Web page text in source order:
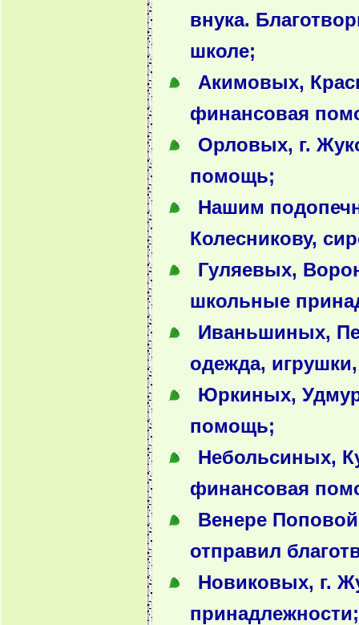
внука.
школе;
Акимовых,
финансовая
Орловых, г.
помощь;
Нашим
Колесникову,
Гуляевых,
школьные
Иваньшиных,
одежда,
Юркиных,
помощь;
Небольсиных,
финансовая
Венере
отправил
Новиковых, г.
принадлежности;